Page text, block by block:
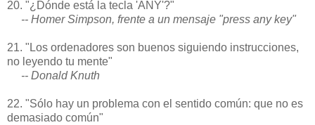
20. "¿Dónde está la tecla 'ANY'?"
-- Homer Simpson, frente a un mensaje "press any key"
21. "Los ordenadores son buenos siguiendo instrucciones,
no leyendo tu mente"
-- Donald Knuth
22. "Sólo hay un problema con el sentido común: que no es
demasiado común"